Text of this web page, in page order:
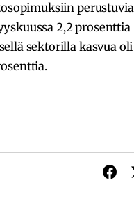
perustuvia
2,2 prosenttia
sektorilla kasvua oli